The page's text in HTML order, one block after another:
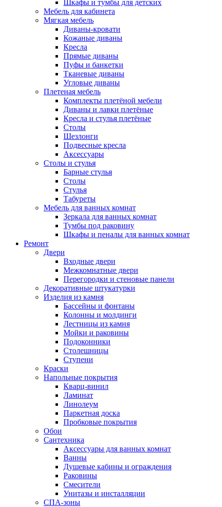
Шкафы и тумбы для детских
Мебель для кабинета
Мягкая мебель
Диваны-кровати
Кожаные диваны
Кресла
Прямые диваны
Пуфы и банкетки
Тканевые диваны
Угловые диваны
Плетеная мебель
Комплекты плетёной мебели
Диваны и лавки плетёные
Кресла и стулья плетёные
Столы
Шезлонги
Подвесные кресла
Аксессуары
Столы и стулья
Барные стулья
Столы
Стулья
Табуреты
Мебель для ванных комнат
Зеркала для ванных комнат
Тумбы под раковину
Шкафы и пеналы для ванных комнат
Ремонт
Двери
Входные двери
Межкомнатные двери
Перегородки и стеновые панели
Декоративные штукатурки
Изделия из камня
Бассейны и фонтаны
Колонны и молдинги
Лестницы из камня
Мойки и раковины
Подоконники
Столешницы
Ступени
Краски
Напольные покрытия
Кварц-винил
Ламинат
Линолеум
Паркетная доска
Пробковые покрытия
Обои
Сантехника
Аксессуары для ванных комнат
Ванны
Душевые кабины и ограждения
Раковины
Смесители
Унитазы и инсталляции
СПА-зоны